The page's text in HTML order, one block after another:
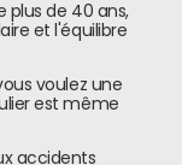
plus de 40 ans,
et l'équilibre
voulez une
est même
accidents